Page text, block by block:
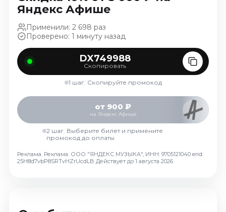
Октябрь 2026
Спорт
Август 2026
Сентябрь 2026
Октябрь 2026
Август 2026
Сентябрь 2026
Октябрь 2026
Декабрь 2026
Яндекс Афише
Применили: 2 698 раз
Проверено: 1 минуту назад
DX749988
Скопировать
1 шаг. Скопируйте промокод
от 900 ₽
на Яндекс Афише
2 шаг. Выберите билет и примените
промокод до оплаты
Реклама. Реклама. ООО "ЯНДЕКС МУЗЫКА", ИНН: 9705121040 erid:
25H8d7vbP8SRTvHZrUcdLB Действует до 1 августа 2026